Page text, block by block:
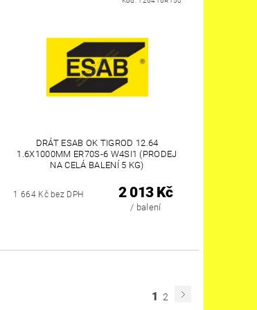
DRÁT ESAB OK TIGROD 12.64
1.6X1000MM ER70S-6 W4SI1 (PRODEJ
NA CELÁ BALENÍ 5 KG)
1 664 Kč bez DPH 2 013 Kč
/ balení
1 2